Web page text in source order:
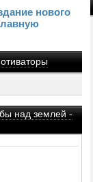
нового
над землей -